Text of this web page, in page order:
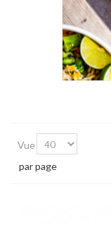
Vue
par page